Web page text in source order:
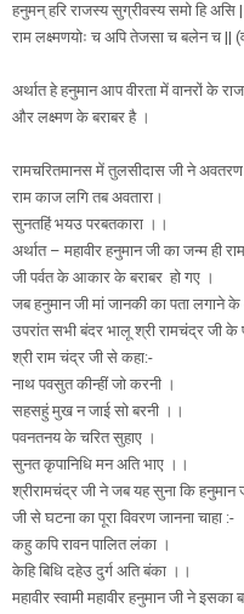
हनुमन् हरि राजस्य सुग्रीवस्य समो हि असि |
राम लक्ष्मणयोः च अपि तेजसा च बलेन च ||
अर्थात हे हनुमान आप वीरता में वानरों के
और लक्ष्मण के बराबर है ।
रामचरितमानस में तुलसीदास जी ने अवतरण
राम काज लगि तब अवतारा।
सुनतहिं भयउ परबतकारा ।।
अर्थात – महावीर हनुमान जी का जन्म
जी पर्वत के आकार के बराबर हो गए ।
जब हनुमान जी मां जानकी का पता
उपरांत सभी बंदर भालू श्री रामचंद्र जी
श्री राम चंद्र जी से कहा:-
नाथ पवसुत कीन्हीं जो करनी ।
सहसहुं मुख न जाई सो बरनी ।।
पवनतनय के चरित सुहाए ।
सुनत कृपानिधि मन अति भाए ।।
श्रीरामचंद्र जी ने जब यह सुना कि
जी से घटना का पूरा विवरण जानना चाहा :-
कहु कपि रावन पालित लंका ।
केहि बिधि दहेउ दुर्ग अति बंका ।।
महावीर स्वामी महावीर हनुमान जी ने